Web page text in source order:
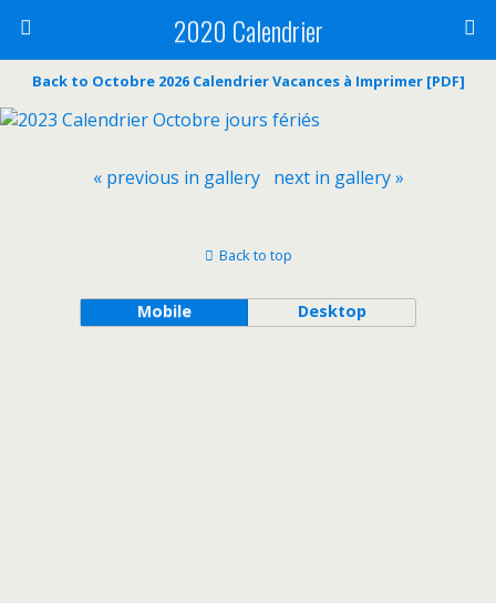
2020 Calendrier
Back to Octobre 2026 Calendrier Vacances à Imprimer [PDF]
« previous in gallery next in gallery »
Back to top
Mobile Desktop